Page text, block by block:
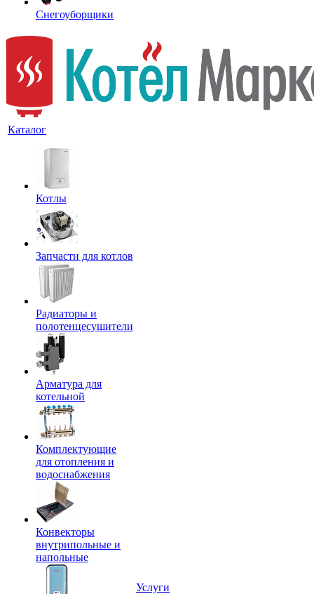
Снегоуборщики
Каталог
Котлы
Запчасти для котлов
Радиаторы и
полотенцесушители
Арматура для
котельной
Комплектующие
для отопления и
водоснабжения
Конвекторы
внутрипольные и
напольные
Услуги